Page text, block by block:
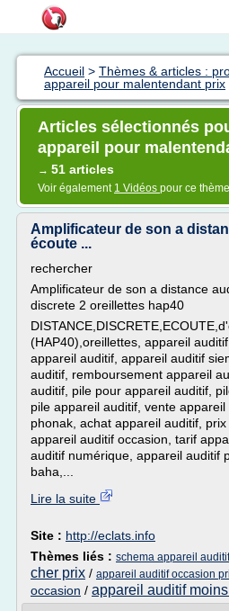
Accueil > Thèmes & articles :
appareil pour malentendant prix
Articles sélectionnés
appareil pour
→ 51 articles
Voir également 1 Vidéos pour ce thème
Amplificateur de son a
écoute ...
rechercher
Amplificateur de son a distance
discrete 2 oreillettes hap40
(HAP40),oreillettes, appareil
appareil auditif, appareil auditif
auditif, remboursement appareil
auditif, pile pour appareil auditif,
pile appareil auditif, vente
phonak, achat appareil auditif,
appareil auditif occasion, tarif
auditif numérique, appareil auditif
baha,...
Lire la suite
Site : http://eclats.info
Thèmes liés : schema appareil auditif
cher prix / appareil auditif occasion
occasion / appareil auditif